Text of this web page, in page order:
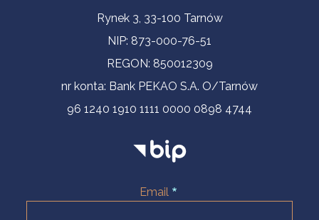
Informacje kontaktoweRynek 3, 33-100 Tarnów
NIP: 873-000-76-51
REGON: 850012309
nr konta: Bank PEKAO S.A. O/Tarnów
96 1240 1910 1111 0000 0898 4744
Email